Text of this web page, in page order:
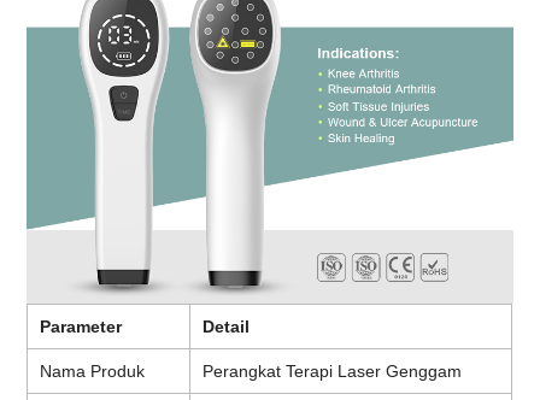
Parameter Detail
Nama Produk Perangkat Terapi Laser Genggam